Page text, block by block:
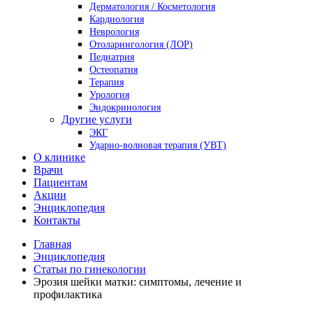
Дерматология / Косметология
Кардиология
Неврология
Отоларингология (ЛОР)
Педиатрия
Остеопатия
Терапия
Урология
Эндокринология
Другие услуги
ЭКГ
Ударно-волновая терапия (УВТ)
О клинике
Врачи
Пациентам
Акции
Энциклопедия
Контакты
Главная
Энциклопедия
Статьи по гинекологии
Эрозия шейки матки: симптомы, лечение и
профилактика